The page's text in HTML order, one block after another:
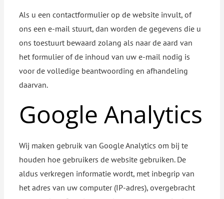
Als u een contactformulier op de website invult, of
ons een e-mail stuurt, dan worden de gegevens die u
ons toestuurt bewaard zolang als naar de aard van
het formulier of de inhoud van uw e-mail nodig is
voor de volledige beantwoording en afhandeling
daarvan.
Google Analytics
Wij maken gebruik van Google Analytics om bij te
houden hoe gebruikers de website gebruiken. De
aldus verkregen informatie wordt, met inbegrip van
het adres van uw computer (IP-adres), overgebracht